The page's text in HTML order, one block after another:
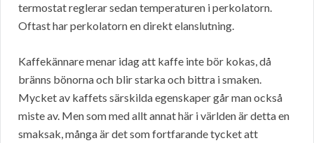
termostat reglerar sedan temperaturen i perkolatorn.
Oftast har perkolatorn en direkt elanslutning.
Kaffekännare menar idag att kaffe inte bör kokas, då
bränns bönorna och blir starka och bittra i smaken.
Mycket av kaffets särskilda egenskaper går man också
miste av. Men som med allt annat här i världen är detta en
smaksak, många är det som fortfarande tycket att